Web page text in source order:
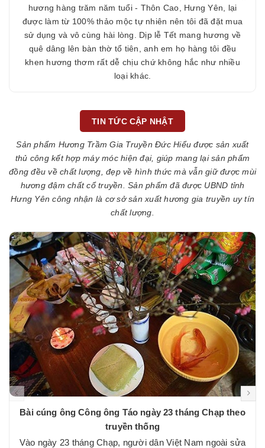
hương hàng trăm năm tuổi - Thôn Cao, Hưng Yên, lại
được làm từ 100% thảo mộc tự nhiên nên tôi đã đặt mua
sử dụng và vô cùng hài lòng. Dịp lễ Tết mang hương về
quê dâng lên bàn thờ tổ tiên, anh em họ hàng tôi đều
khen hương thơm rất dễ chịu chứ không hắc như nhiều
loại khác.
TIN TỨC CẬP NHẬT
Sản phẩm Hương Trầm Gia Truyền Đức Hiểu được sản xuất
thủ công kết hợp máy móc hiện đại, giúp mang lại sản phẩm
đồng đều về chất lượng, đẹp về hình thức mà vẫn giữ được mùi
hương đậm chất cổ truyền. Sản phẩm đã được UBND tỉnh
Hưng Yên công nhận là cơ sở sản xuất hương gia truyền uy tín
chất lượng.
Bài cúng ông Công ông Táo ngày 23 tháng Chạp theo
truyền thống
Vào ngày 23 tháng Chạp, người dân Việt Nam ngoài sửa